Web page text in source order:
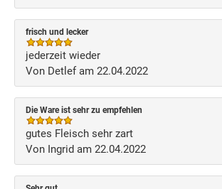
frisch und lecker
jederzeit wieder
Von Detlef am 22.04.2022
Die Ware ist sehr zu empfehlen
gutes Fleisch sehr zart
Von Ingrid am 22.04.2022